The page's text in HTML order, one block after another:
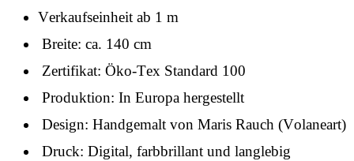
Verkaufseinheit ab 1 m
Breite: ca. 140 cm
Zertifikat: Öko-Tex Standard 100
Produktion: In Europa hergestellt
Design: Handgemalt von Maris Rauch (Volaneart)
Druck: Digital, farbbrillant und langlebig